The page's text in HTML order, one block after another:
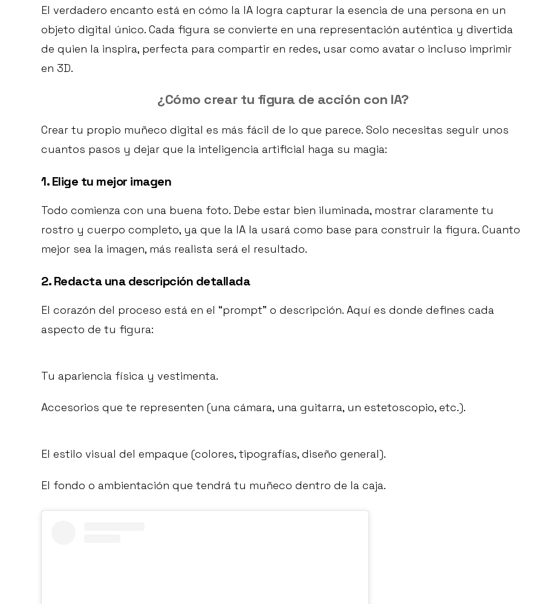
El verdadero encanto está en cómo la IA logra capturar la esencia de una persona en un
objeto digital único. Cada figura se convierte en una representación auténtica y divertida
de quien la inspira, perfecta para compartir en redes, usar como avatar o incluso imprimir
en 3D.
¿Cómo crear tu figura de acción con IA?
Crear tu propio muñeco digital es más fácil de lo que parece. Solo necesitas seguir unos
cuantos pasos y dejar que la inteligencia artificial haga su magia:
1. Elige tu mejor imagen
Todo comienza con una buena foto. Debe estar bien iluminada, mostrar claramente tu
rostro y cuerpo completo, ya que la IA la usará como base para construir la figura. Cuanto
mejor sea la imagen, más realista será el resultado.
2. Redacta una descripción detallada
El corazón del proceso está en el “prompt” o descripción. Aquí es donde defines cada
aspecto de tu figura:
Tu apariencia física y vestimenta.
Accesorios que te representen (una cámara, una guitarra, un estetoscopio, etc.).
El estilo visual del empaque (colores, tipografías, diseño general).
El fondo o ambientación que tendrá tu muñeco dentro de la caja.